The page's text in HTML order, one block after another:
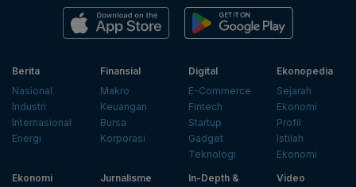
Berita
Nasional
Industri
Internasional
Energi
Finansial
Makro
Keuangan
Bursa
Korporasi
Digital
E-Commerce
Fintech
Startup
Gadget
Teknologi
Ekonopedia
Sejarah
Ekonomi
Profil
Istilah
Ekonomi
Ekonomi
Jurnalisme
In-Depth &
Video